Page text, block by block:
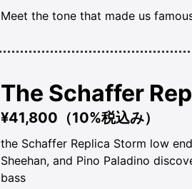
Meet the tone that made us
The Schaffer
¥41,800（10%税込み）
the Schaffer Replica Storm low
Sheehan, and Pino Paladino
bass